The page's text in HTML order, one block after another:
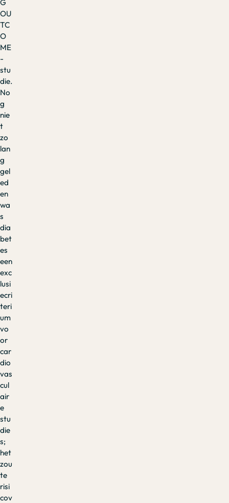
G
OU
TC
O
ME
-
stu
die.
No
g
nie
t
zo
lan
g
gel
ed
en
wa
s
dia
bet
es
een
exc
lusi
ecri
teri
um
vo
or
car
dio
vas
cul
air
e
stu
die
s;
het
zou
te
risi
cov